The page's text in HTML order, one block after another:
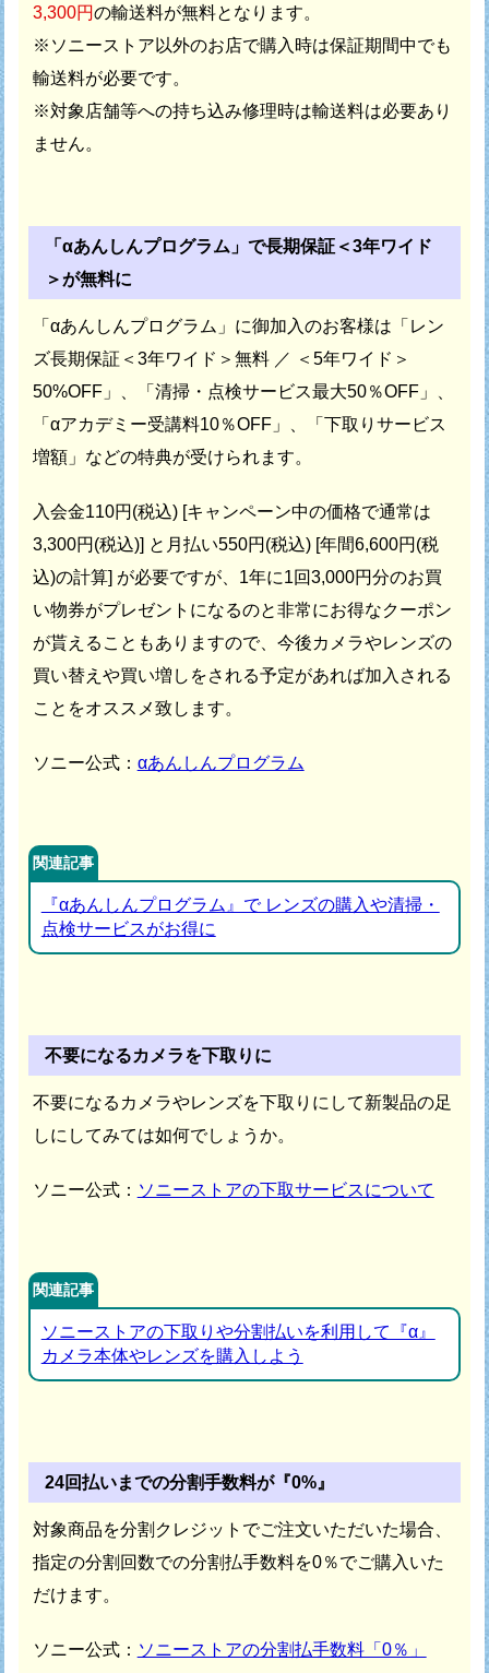
3,300円の輸送料が無料となります。
※ソニーストア以外のお店で購入時は保証期間中でも
輸送料が必要です。
※対象店舗等への持ち込み修理時は輸送料は必要あり
ません。
「αあんしんプログラム」で長期保証＜3年ワイド
＞が無料に
「αあんしんプログラム」に御加入のお客様は 「レン
ズ長期保証＜3年ワイド＞無料 ／ ＜5年ワイド＞
50%OFF」、
「清掃・点検サービス最大50％OFF」、
「αアカデミー受講料10％OFF」、
「下取りサービス
増額」などの特典が受けられます。
入会金110円(税込) [キャンペーン中の価格で通常は
3,300円(税込)] と 月払い550円(税込) [年間6,600円(税
込)の計算] が必要ですが、 1年に1回3,000円分のお買
い物券がプレゼントになるのと非常にお得なクーポン
が貰えることもありますので、 今後カメラやレンズの
買い替えや買い増しをされる予定があれば加入される
ことをオススメ致します。
ソニー公式： αあんしんプログラム
関連記事
『αあんしんプログラム』で レンズの購入や清掃・
点検サービスがお得に
不要になるカメラを下取りに
不要になるカメラやレンズを下取りにして新製品の足
しにしてみては如何でしょうか。
ソニー公式： ソニーストアの下取サービスについて
関連記事
ソニーストアの下取りや分割払いを利用して『α』
カメラ本体やレンズを購入しよう
24回払いまでの分割手数料が『0%』
対象商品を分割クレジットでご注文いただいた場合、
指定の分割回数での分割払手数料を0％でご購入いた
だけます。
ソニー公式： ソニーストアの分割払手数料「0％」